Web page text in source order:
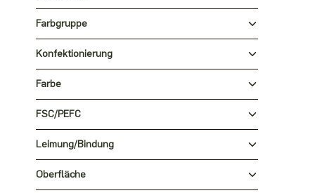
Farbgruppe
Konfektionierung
Farbe
FSC/PEFC
Leimung/Bindung
Oberfläche